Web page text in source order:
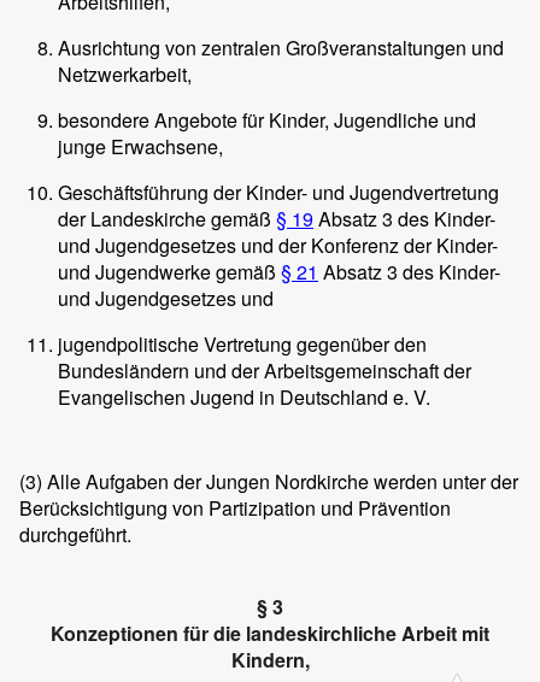
Ausrichtung von zentralen Großveranstaltungen und
Netzwerkarbeit,
besondere Angebote für Kinder, Jugendliche und
junge Erwachsene,
Geschäftsführung der Kinder- und Jugendvertretung
der Landeskirche gemäß § 19Absatz 3 des Kinder-
und Jugendgesetzes und der Konferenz der Kinder-
und Jugendwerke gemäß § 21 Absatz 3 des Kinder-
und Jugendgesetzes und
jugendpolitische Vertretung gegenüber den
Bundesländern und der Arbeitsgemeinschaft der
Evangelischen Jugend in Deutschland e. V.
(3) Alle Aufgaben der Jungen Nordkirche werden unter der
Berücksichtigung von Partizipation und Prävention
durchgeführt.
§ 3
Konzeptionen für die landeskirchliche Arbeit mit
Kindern,